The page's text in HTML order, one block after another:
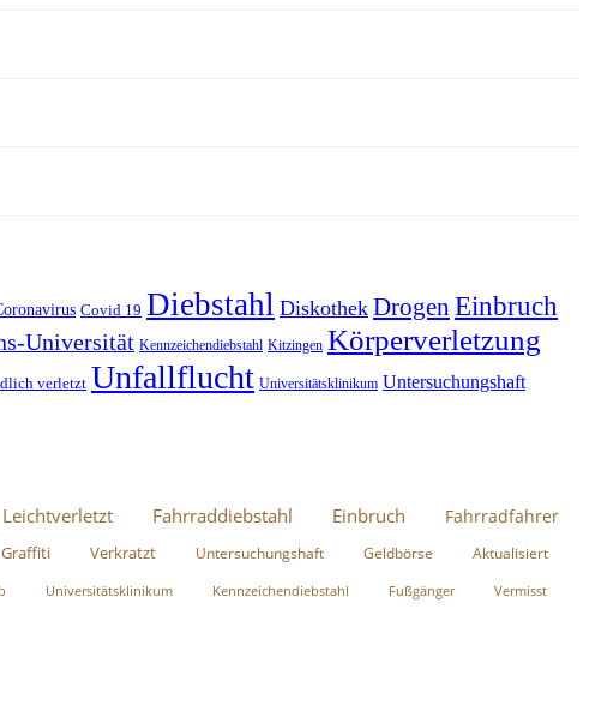
Covid 19 Diebstahl Diskothek Drogen Einbruch
Universität Kennzeichendiebstahl Kitzingen Körperverletzung
verletzt Unfallflucht Universitätsklinikum Untersuchungshaft
Leichtverletzt Fahrraddiebstahl Einbruch
Fahrradfahrer
Graffiti Verkratzt Untersuchungshaft Geldbörse
Aktualisiert
Universitätsklinikum Kennzeichendiebstahl Fußgänger Vermisst